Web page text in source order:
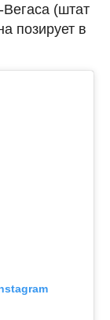
(штат
позирует в